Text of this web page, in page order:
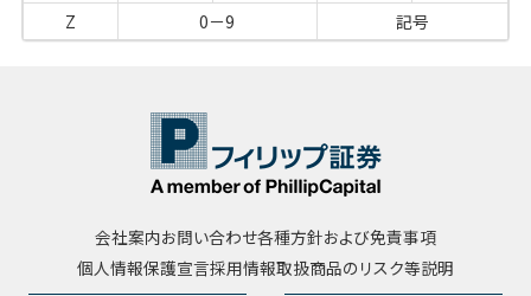
Z
0－9 記号
会社案内お問い合わせ各種方針および免責事項
個人情報保護宣言採用情報取扱商品のリスク等説明